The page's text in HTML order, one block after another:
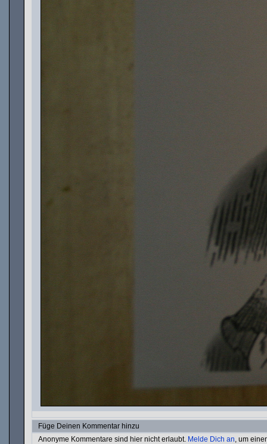
Füge Deinen Kommentar hinzu
Anonyme Kommentare sind hier nicht erlaubt. Melde Dich an, um